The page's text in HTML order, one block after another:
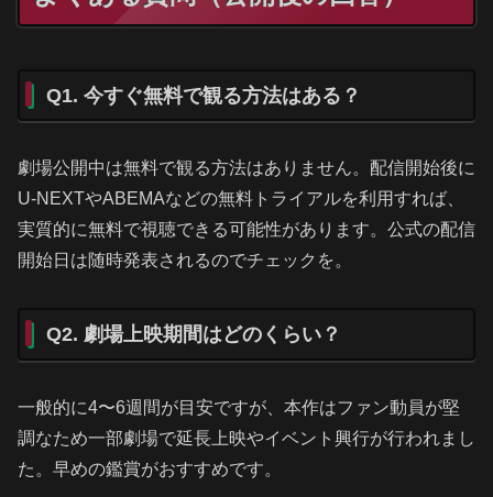
Q1. 今すぐ無料で観る方法はある？
劇場公開中は無料で観る方法はありません。配信開始後に
U-NEXTやABEMAなどの無料トライアルを利用すれば、
実質的に無料で視聴できる可能性があります。公式の配信
開始日は随時発表されるのでチェックを。
Q2. 劇場上映期間はどのくらい？
一般的に4〜6週間が目安ですが、本作はファン動員が堅
調なため一部劇場で延長上映やイベント興行が行われまし
た。早めの鑑賞がおすすめです。